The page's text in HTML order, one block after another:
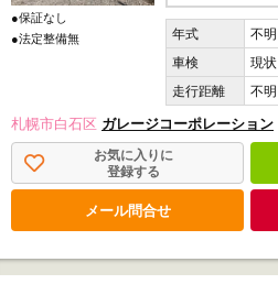
●保証なし
●法定整備無
不明
現状
不明
札幌市白石区 ガレージコーポレーション
お気に入りに
登録する
メール問合せ